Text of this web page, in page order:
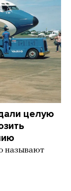
целую
называют